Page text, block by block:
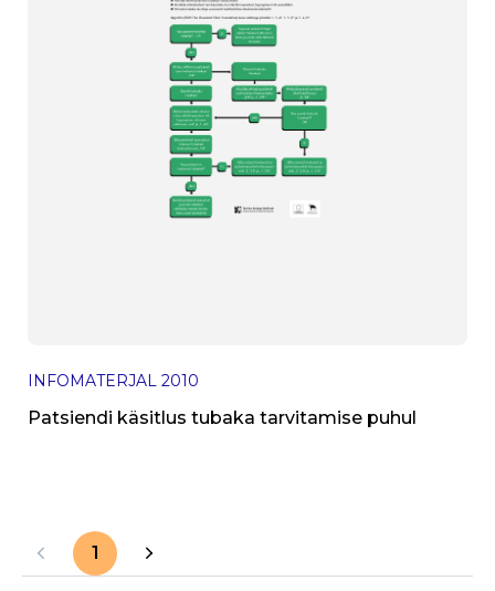
INFOMATERJAL 2010
Patsiendi käsitlus tubaka tarvitamise puhul
1